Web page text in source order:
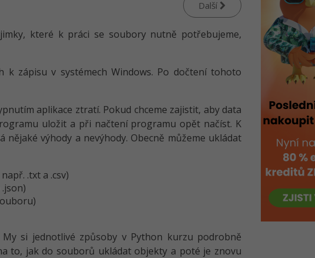
Další
které k práci se soubory nutně potřebujeme,
zápisu v systémech Windows. Po dočtení tohoto
aplikace ztratí. Pokud chceme zajistit, aby data
uložit a při načtení programu opět načíst. K
výhody a nevýhody. Obecně můžeme ukládat
.txt a .csv)
si jednotlivé způsoby v Python kurzu podrobně
to, jak do souborů ukládat objekty a poté je znovu